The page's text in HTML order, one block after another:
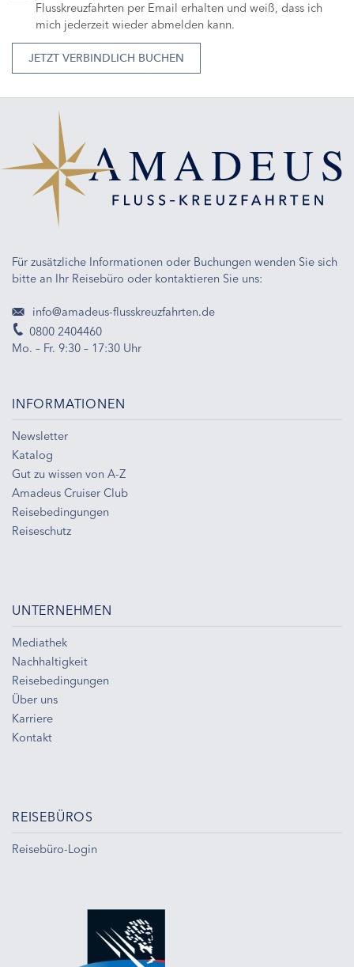
Flusskreuzfahrten per Email erhalten und weiß, dass ich
mich jederzeit wieder abmelden kann.
JETZT VERBINDLICH BUCHEN
Für zusätzliche Informationen oder Buchungen wenden Sie sich
bitte an Ihr Reisebüro oder kontaktieren Sie uns:
info@amadeus-flusskreuzfahrten.de
0800 2404460
Mo. – Fr. 9:30 – 17:30 Uhr
INFORMATIONEN
Newsletter
Katalog
Gut zu wissen von A-Z
Amadeus Cruiser Club
Reisebedingungen
Reiseschutz
UNTERNEHMEN
Mediathek
Nachhaltigkeit
Reisebedingungen
Über uns
Karriere
Kontakt
REISEBÜROS
Reisebüro-Login